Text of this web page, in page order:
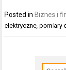
Posted in Biznes i
elektryczne,pomiary